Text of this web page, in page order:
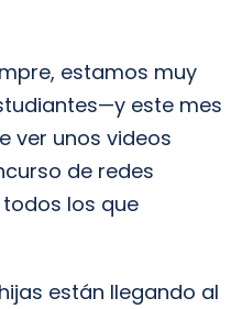
estamos muy
este mes
ver unos videos
de redes
todos los que
están llegando al